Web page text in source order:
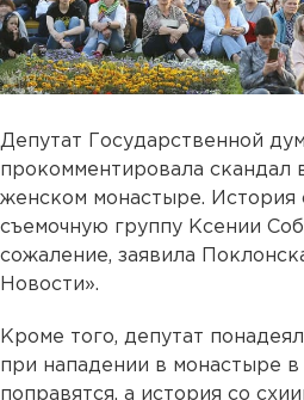
Депутат Государственной
прокомментировала скандал
женском монастыре. История
съемочную группу Ксении
сожаление, заявила
Новости».
Кроме того, депутат
при нападении в монастыре
поправятся, а история со